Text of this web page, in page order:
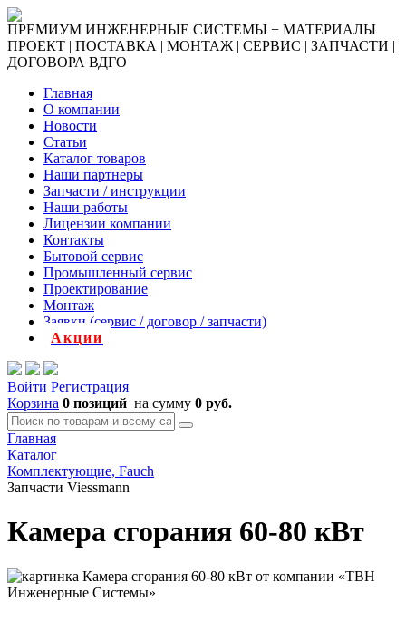
ПРЕМИУМ ИНЖЕНЕРНЫЕ СИСТЕМЫ + МАТЕРИАЛЫ
ПРОЕКТ | ПОСТАВКА | МОНТАЖ | СЕРВИС | ЗАПЧАСТИ |
ДОГОВОРА ВДГО
Главная
О компании
Новости
Статьи
Каталог товаров
Наши партнеры
Запчасти / инструкции
Наши работы
Лицензии компании
Контакты
Бытовой сервис
Промышленный сервис
Проектирование
Монтаж
Заявки (сервис / договор / запчасти)
Акции
Войти Регистрация
Корзина 0 позиций на сумму 0 руб.
Главная
Каталог
Комплектующие, Fauch
Запчасти Viessmann
Камера сгорания 60-80 кВт